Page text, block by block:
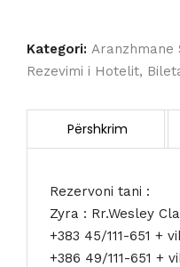
HAUPTBAHNHOF
4*
Kategori: Aranzhmane
Rezevimi i Hotelit,
Rezervoni tani :
Zyra : Rr.Wesley
+383 45/111-651 +
+386 49/111-651 +